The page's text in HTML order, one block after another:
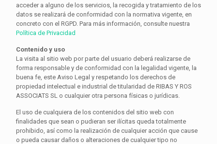
acceder a alguno de los servicios, la recogida y tratamiento de los
datos se realizará de conformidad con la normativa vigente, en
concreto con el RGPD. Para más información, consulte nuestra
Política de Privacidad
Contenido y uso
La visita al sitio web por parte del usuario deberá realizarse de
forma responsable y de conformidad con la legalidad vigente, la
buena fe, este Aviso Legal y respetando los derechos de
propiedad intelectual e industrial de titularidad de RIBAS Y ROS
ASSOCIATS SL o cualquier otra persona físicas o jurídicas.
El uso de cualquiera de los contenidos del sitio web con
finalidades que sean o pudieran ser ilícitas queda totalmente
prohibido, así como la realización de cualquier acción que cause
o pueda causar daños o alteraciones de cualquier tipo no